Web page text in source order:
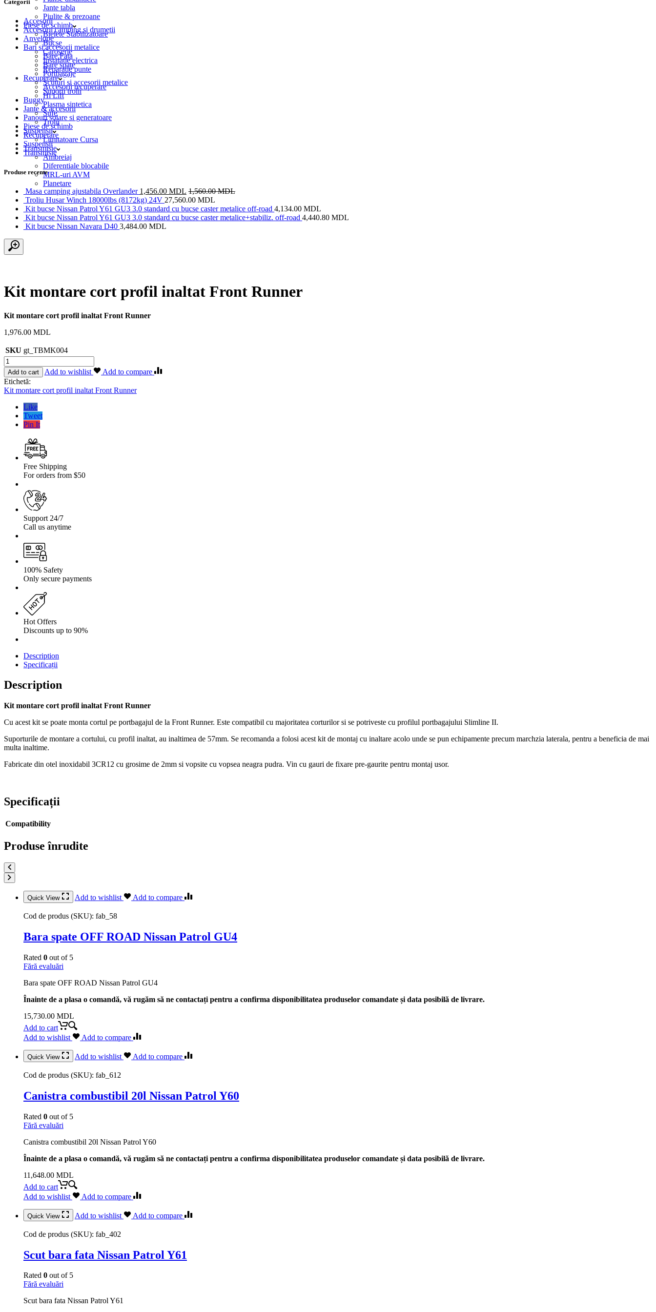
Jante tabla
Piulite & prezoane
Piese de schimb
Bielete Stabilizatoare
Bucse
Caroserie
Instalatie electrica
Reparatie punte
Recuperare
Accesorii recuperare
Hi Lift
Plasma sintetica
Sufe
Trolii
Suspensii
Limitatoare Cursa
Transmisie
Ambreiaj
Diferentiale blocabile
MRL-uri AVM
Planetare
Categorii
Accesorii
Accesorii camping si drumetii
Anvelope
Bari si accesorii metalice
Bare Fata
Bare spate
Portbagaje
Scuturi si accesorii metalice
Suporti trolii
Buggy
Jante & accesorii
Panouri solare si generatoare
Piese de schimb
Recuperare
Suspensii
Transmisie
Produse recente
Masa camping ajustabila Overlander 1,456.00 MDL 1,560.00MDL
Troliu Husar Winch 18000lbs (8172kg) 24V 27,560.00 MDL
Kit bucse Nissan Patrol Y61 GU3 3.0 standard cu bucse caster metalice off-road 4,134.00 MDL
Kit bucse Nissan Patrol Y61 GU3 3.0 standard cu bucse caster metalice+stabiliz. off-road 4,440.80 MDL
Kit bucse Nissan Navara D40 3,484.00 MDL
Kit montare cort profil inaltat Front Runner
Kit montare cort profil inaltat Front Runner
1,976.00 MDL
SKU gt_TBMK004
Cantitate
Kit
montare
cort
profil
Runner
Add to cart Add to wishlist
Add to compare
Etichetă:
Kit montare cort profil inaltat Front Runner
Like
Tweet
Pin It
Free Shipping
For orders from $50
Support 24/7
Call us anytime
100% Safety
Only secure payments
Hot Offers
Discounts up to 90%
Description
Specificații
Description
Kit montare cort profil inaltat Front Runner
Cu acest kit se poate monta cortul pe portbagajul de la Front Runner. Este compatibil cu majoritatea corturilor si se potriveste cu profilul portbagajului Slimline II.
Suporturile de montare a cortului, cu profil inaltat, au inaltimea de 57mm. Se recomanda a folosi acest kit de montaj cu inaltare acolo unde se pun echipamente precum marchzia laterala, pentru a beneficia de mai
multa inaltime.
Fabricate din otel inoxidabil 3CR12 cu grosime de 2mm si vopsite cu vopsea neagra pudra. Vin cu gauri de fixare pre-gaurite pentru montaj usor.
Specificații
Compatibility
Produse înrudite
Quick View Add to wishlist Add to compare
Cod de produs (SKU): fab_58
Bara spate OFF ROAD Nissan Patrol GU4
Rated 0 out of 5
Fără evaluări
Bara spate OFF ROAD Nissan Patrol GU4
Înainte de a plasa o comandă, vă rugăm să ne contactați pentru a confirma disponibilitatea produselor comandate și data posibilă de livrare.
15,730.00 MDL
Add to cart
Add to wishlist
Add to compare
Quick View Add to wishlist Add to compare
Cod de produs (SKU): fab_612
Canistra combustibil 20l Nissan Patrol Y60
Rated 0 out of 5
Fără evaluări
Canistra combustibil 20l Nissan Patrol Y60
Înainte de a plasa o comandă, vă rugăm să ne contactați pentru a confirma disponibilitatea produselor comandate și data posibilă de livrare.
11,648.00 MDL
Add to cart
Add to wishlist
Add to compare
Quick View Add to wishlist Add to compare
Cod de produs (SKU): fab_402
Scut bara fata Nissan Patrol Y61
Rated 0 out of 5
Fără evaluări
Scut bara fata Nissan Patrol Y61